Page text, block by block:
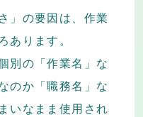
」の要因は、作業
あります。
別の「作業名」な
のか「職務名」な
いなまま使用され